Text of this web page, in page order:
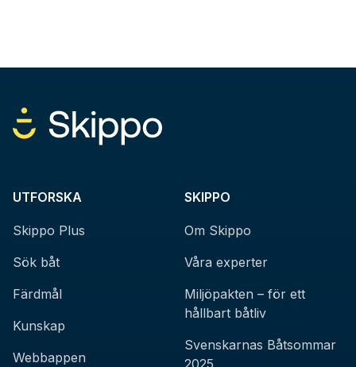
UTFORSKA
Skippo Plus
Sök båt
Färdmål
Kunskap
Webbappen
SKIPPO
Om Skippo
Våra experter
Miljöpakten – för ett
hållbart båtliv
Svenskarnas Båtsommar
2025